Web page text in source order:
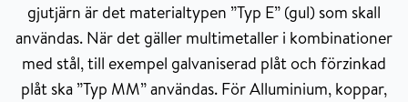
gjutjärn är det materialtypen ”Typ E” (gul) som skall
användas. När det gäller multimetaller i kombinationer
med stål, till exempel galvaniserad plåt och förzinkad
plåt ska ”Typ MM” användas. För Alluminium, koppar,